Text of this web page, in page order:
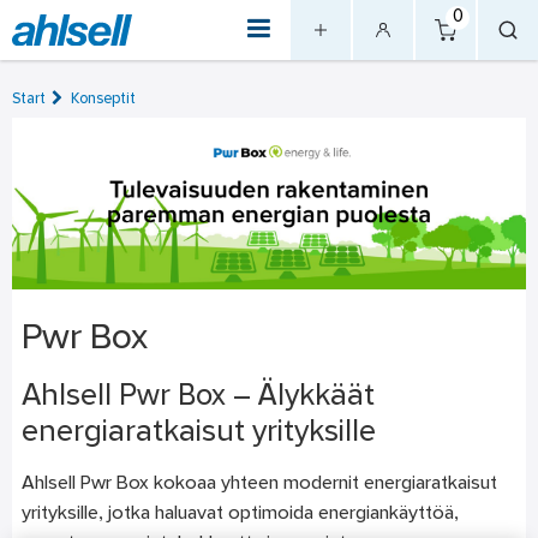
0
Start Konseptit
Pwr Box
Ahlsell Pwr Box – Älykkäät
energiaratkaisut yrityksille
Ahlsell Pwr Box kokoaa yhteen modernit energiaratkaisut
yrityksille, jotka haluavat optimoida energiankäyttöä,